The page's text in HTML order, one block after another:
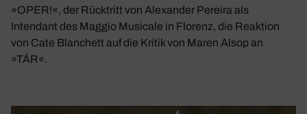
»OPER!«, der Rücktritt von Alexander Pereira als
Intendant des Maggio Musicale in Florenz, die Reaktion
von Cate Blanchett auf die Kritik von Maren Alsop an
»TÁR«.